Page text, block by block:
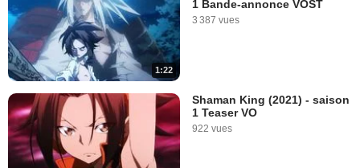
1:22
1 Bande-annonce VOST
3 387 vues
Shaman King (2021) - saison
1 Teaser VO
922 vues